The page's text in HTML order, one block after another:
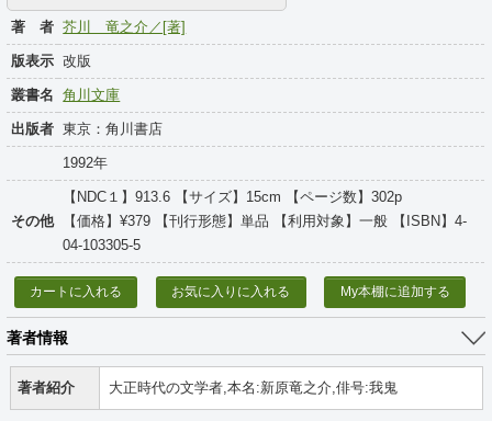
著 者 芥川 竜之介／[著]
版表示 改版
叢書名 角川文庫
出版者 東京：角川書店
1992年
その他
【NDC１】913.6 【サイズ】15cm 【ページ数】302p
【価格】¥379 【刊行形態】単品 【利用対象】一般 【ISBN】4-
04-103305-5
カートに入れる お気に入りに入れる My本棚に追加する
著者情報
著者紹介 大正時代の文学者,本名:新原竜之介,俳号:我鬼